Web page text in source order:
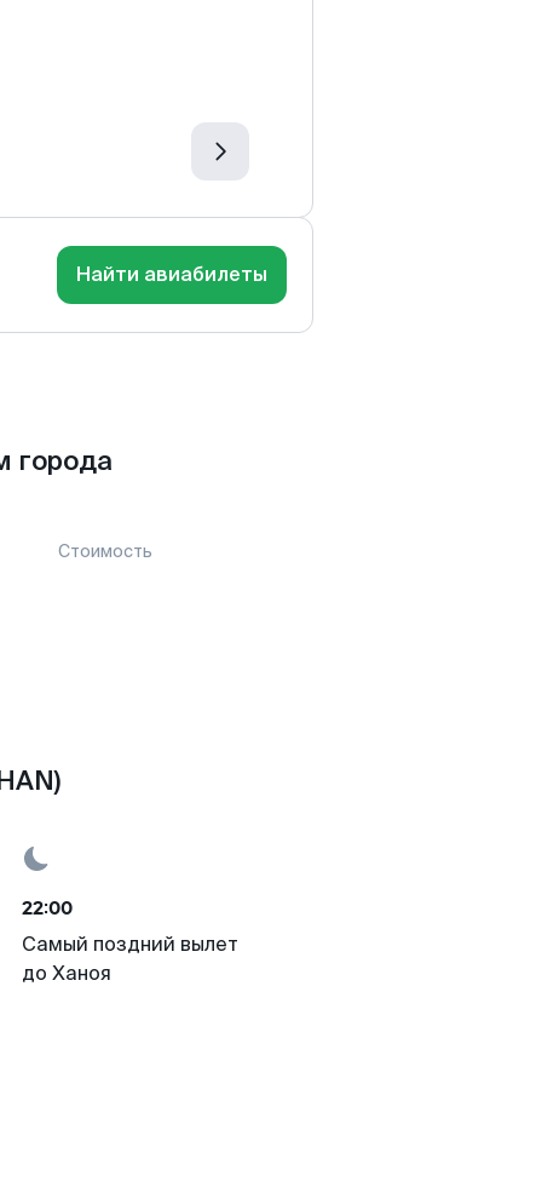
Найти авиабилеты
города
Стоимость
22:00
Самый поздний вылет
до Ханоя